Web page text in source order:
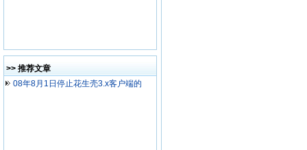
>> 推荐文章
08年8月1日停止花生壳3.x客户端的